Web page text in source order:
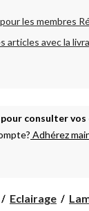
les membres
articles avec la
consulter
Adhérez
Eclairage